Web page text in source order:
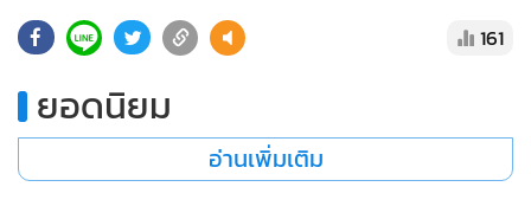
161
ยอดนิยม
อ่านเพิ่มเติม